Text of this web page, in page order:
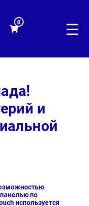
0 ☰
и
по
используется